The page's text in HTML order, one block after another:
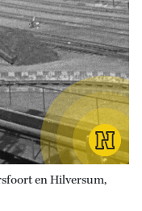
en Hilversum,